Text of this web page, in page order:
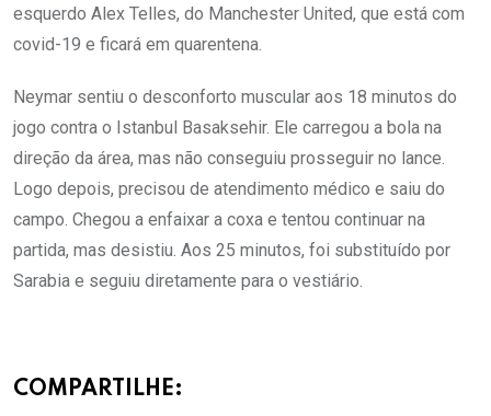
esquerdo Alex Telles, do Manchester United, que está com
covid-19 e ficará em quarentena.
Neymar sentiu o desconforto muscular aos 18 minutos do
jogo contra o Istanbul Basaksehir. Ele carregou a bola na
direção da área, mas não conseguiu prosseguir no lance.
Logo depois, precisou de atendimento médico e saiu do
campo. Chegou a enfaixar a coxa e tentou continuar na
partida, mas desistiu. Aos 25 minutos, foi substituído por
Sarabia e seguiu diretamente para o vestiário.
COMPARTILHE: